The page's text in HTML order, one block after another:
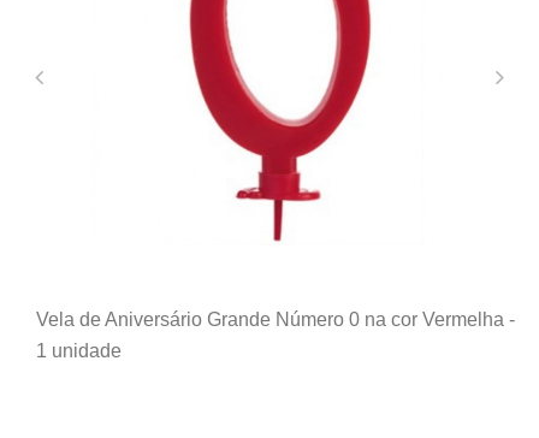
Vela de Aniversário Grande Número 0 na cor Vermelha -
1 unidade